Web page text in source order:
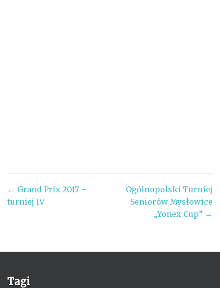
Post
navigation
← Grand Prix 2017 –
turniej IV
Ogólnopolski Turniej
Seniorów Mysłowice
„Yonex Cup” →
Tagi